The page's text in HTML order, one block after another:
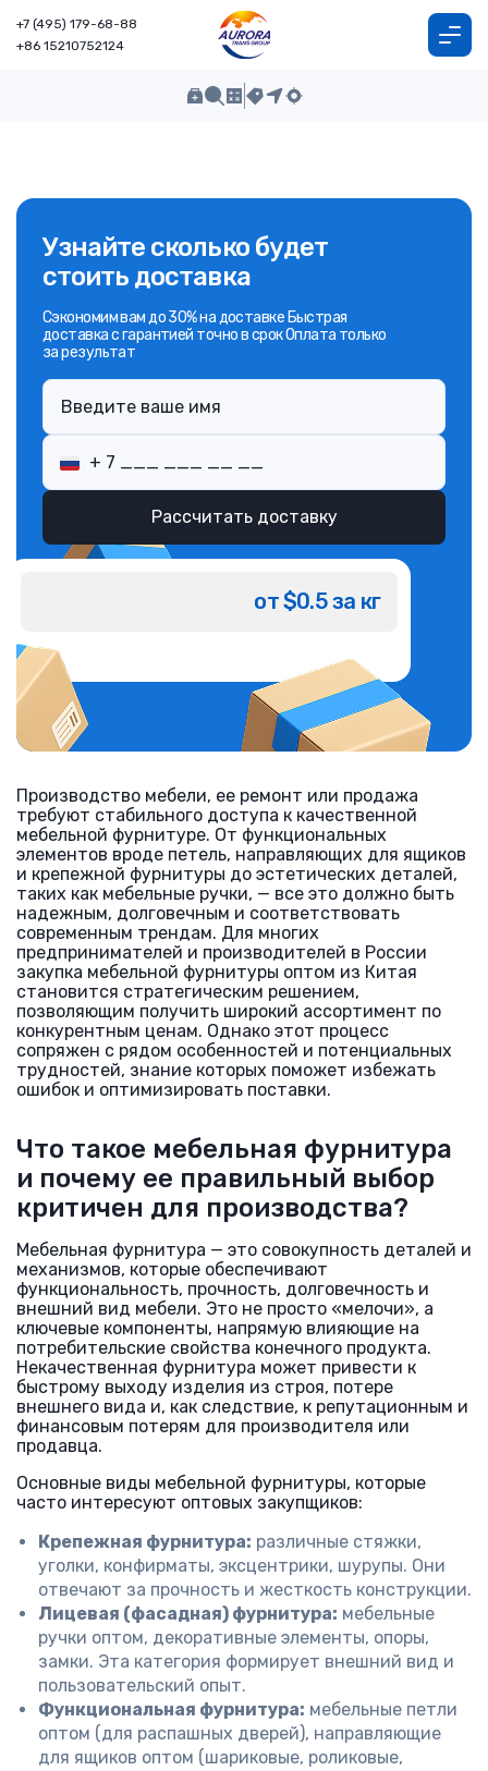
+7 (495) 179-68-88
+86 15210752124
Узнайте сколько будет
стоить доставка
Сэкономим вам до 30% на доставке Быстрая
доставка с гарантией точно в срок Оплата только
за результат
Рассчитать доставку
от $0.5 за кг
Производство мебели, ее ремонт или продажа
требуют стабильного доступа к качественной
мебельной фурнитуре. От функциональных
элементов вроде петель, направляющих для ящиков
и крепежной фурнитуры до эстетических деталей,
таких как мебельные ручки, — все это должно быть
надежным, долговечным и соответствовать
современным трендам. Для многих
предпринимателей и производителей в России
закупка мебельной фурнитуры оптом из Китая
становится стратегическим решением,
позволяющим получить широкий ассортимент по
конкурентным ценам. Однако этот процесс
сопряжен с рядом особенностей и потенциальных
трудностей, знание которых поможет избежать
ошибок и оптимизировать поставки.
Что такое мебельная фурнитура
и почему ее правильный выбор
критичен для производства?
Мебельная фурнитура — это совокупность деталей и
механизмов, которые обеспечивают
функциональность, прочность, долговечность и
внешний вид мебели. Это не просто «мелочи», а
ключевые компоненты, напрямую влияющие на
потребительские свойства конечного продукта.
Некачественная фурнитура может привести к
быстрому выходу изделия из строя, потере
внешнего вида и, как следствие, к репутационным и
финансовым потерям для производителя или
продавца.
Основные виды мебельной фурнитуры, которые
часто интересуют оптовых закупщиков:
Крепежная фурнитура: различные стяжки,
уголки, конфирматы, эксцентрики, шурупы. Они
отвечают за прочность и жесткость конструкции.
Лицевая (фасадная) фурнитура: мебельные
ручки оптом, декоративные элементы, опоры,
замки. Эта категория формирует внешний вид и
пользовательский опыт.
Функциональная фурнитура: мебельные петли
оптом (для распашных дверей), направляющие
для ящиков оптом (шариковые, роликовые,